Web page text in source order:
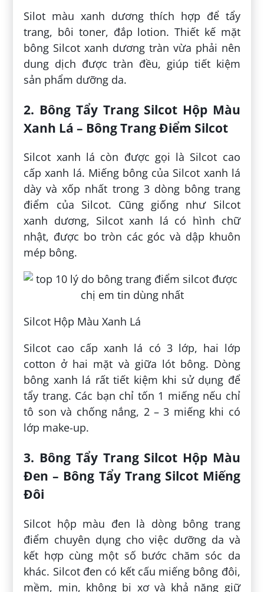
Silot màu xanh dương thích hợp để tẩy
trang, bôi toner, đắp lotion. Thiết kế mặt
bông Silcot xanh dương tràn vừa phải nên
dung dịch được tràn đều, giúp tiết kiệm
sản phẩm dưỡng da.
2. Bông Tẩy Trang Silcot Hộp Màu
Xanh Lá – Bông Trang Điểm Silcot
Silcot xanh lá còn được gọi là Silcot cao
cấp xanh lá. Miếng bông của Silcot xanh lá
dày và xốp nhất trong 3 dòng bông trang
điểm của Silcot. Cũng giống như Silcot
xanh dương, Silcot xanh lá có hình chữ
nhật, được bo tròn các góc và dập khuôn
mép bông.
Silcot Hộp Màu Xanh Lá
Silcot cao cấp xanh lá có 3 lớp, hai lớp
cotton ở hai mặt và giữa lót bông. Dòng
bông xanh lá rất tiết kiệm khi sử dụng để
tẩy trang. Các bạn chỉ tốn 1 miếng nếu chỉ
tô son và chống nắng, 2 – 3 miếng khi có
lớp make-up.
3. Bông Tẩy Trang Silcot Hộp Màu
Đen – Bông Tẩy Trang Silcot Miếng
Đôi
Silcot hộp màu đen là dòng bông trang
điểm chuyên dụng cho việc dưỡng da và
kết hợp cùng một số bước chăm sóc da
khác. Silcot đen có kết cấu miếng bông đôi,
mềm, mịn, không bị xơ và khả năng giữ